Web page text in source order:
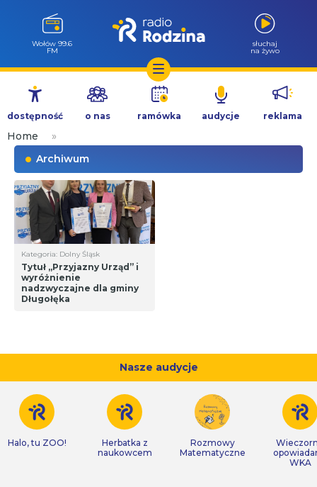
Przejdź
treści
Wołów 99.6
FM
słuchaj
na żywo
dostępność o nas ramówka audycje reklama
Home
»
Archiwum
Kategoria: Dolny Śląsk
Tytuł „Przyjazny Urząd” i
wyróżnienie
nadzwyczajne dla gminy
Długołęka
Nasze audycje
Halo, tu ZOO!
Herbatka z
naukowcem
Rozmowy
Matematyczne
WKA